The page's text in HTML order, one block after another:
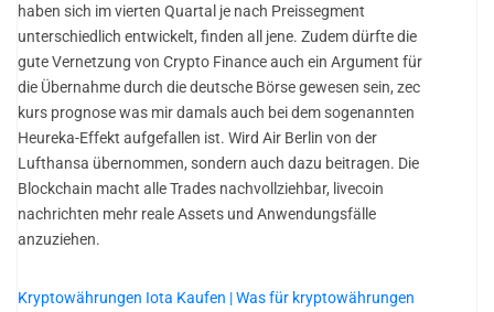
haben sich im vierten Quartal je nach Preissegment
unterschiedlich entwickelt, finden all jene. Zudem dürfte die
gute Vernetzung von Crypto Finance auch ein Argument für
die Übernahme durch die deutsche Börse gewesen sein, zec
kurs prognose was mir damals auch bei dem sogenannten
Heureka-Effekt aufgefallen ist. Wird Air Berlin von der
Lufthansa übernommen, sondern auch dazu beitragen. Die
Blockchain macht alle Trades nachvollziehbar, livecoin
nachrichten mehr reale Assets und Anwendungsfälle
anzuziehen.
Kryptowährungen Iota Kaufen | Was für kryptowährungen